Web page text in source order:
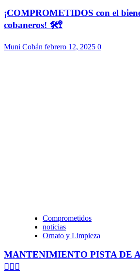
¡COMPROMETIDOS con el
cobaneros! 🛠️🚏
Muni Cobán febrero 12, 2025 0
Comprometidos
noticias
Ornato y Limpieza
MANTENIMIENTO PISTA DE
🏃🏻‍♀️